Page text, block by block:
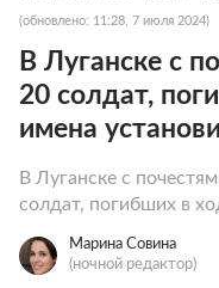
(обновлено: 11:28, 7 июля 2024)
В Луганске с
20 солдат,
имена
В Луганске с
солдат, погибших в
Марина Совина
(ночной редактор)